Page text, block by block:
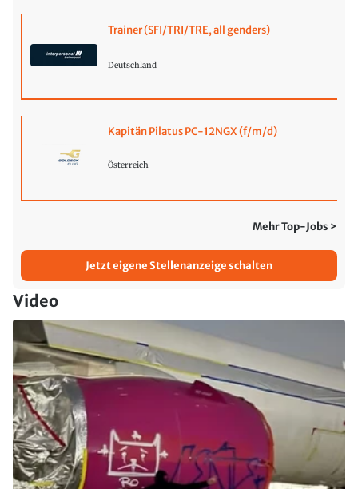
Trainer (SFI/TRI/TRE, all genders)
Deutschland
Kapitän Pilatus PC-12NGX (f/m/d)
Österreich
Mehr Top-Jobs >
Jetzt eigene Stellenanzeige schalten
Video